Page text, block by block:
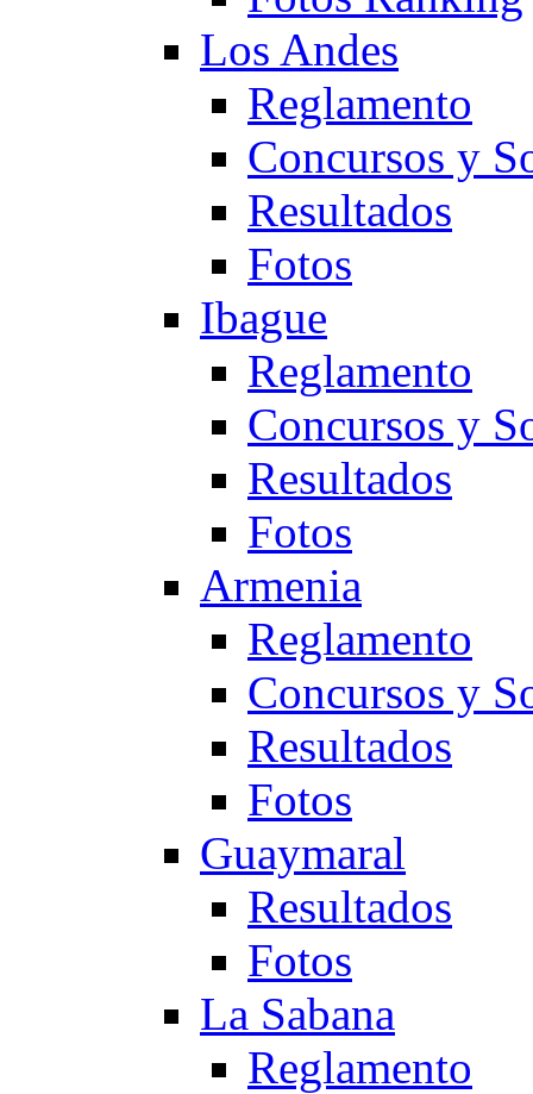
Los Andes
Reglamento
Concursos y
Resultados
Fotos
Ibague
Reglamento
Concursos y
Resultados
Fotos
Armenia
Reglamento
Concursos y
Resultados
Fotos
Guaymaral
Resultados
Fotos
La Sabana
Reglamento